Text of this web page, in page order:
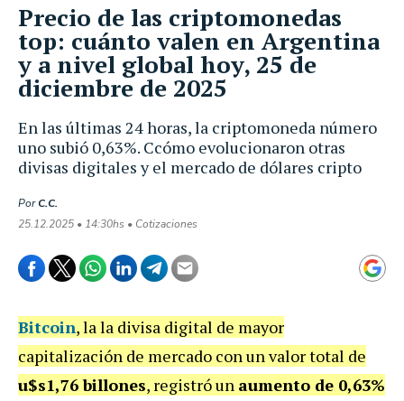
En las últimas 24 horas, la criptomoneda número
uno subió 0,63%. Ccómo evolucionaron otras
divisas digitales y el mercado de dólares cripto
PorC.C.
25.12.2025 • 14:30hs • Cotizaciones
Precio de las criptomonedas
top: cuánto valen en Argentina
y a nivel global hoy, 25 de
diciembre de 2025
Bitcoin, la la divisa digital de mayor
capitalización de mercado con un valor total de
u$s1,76 billones, registró un aumento de 0,63%